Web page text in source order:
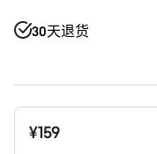
30天退货
产
¥159